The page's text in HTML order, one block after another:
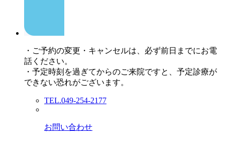
・ご予約の変更・キャンセルは、必ず前日までにお電
話ください。
・予定時刻を過ぎてからのご来院ですと、予定診療が
できない恐れがございます。
TEL.049-254-2177
お問い合わせ